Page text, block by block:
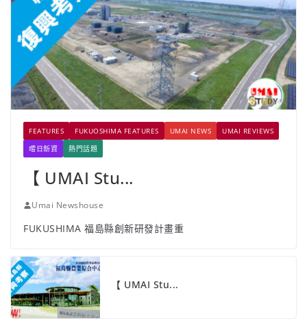
FEATURES FUKUOSHIMA FEATURES UMAI NEWS
UMAI REVIEWS
嚐日新資
熱門話題
【 UMAI Stu...
Umai Newshouse
FUKUSHIMA 福島縣創新研發計畫重
【 UMAI Stu...